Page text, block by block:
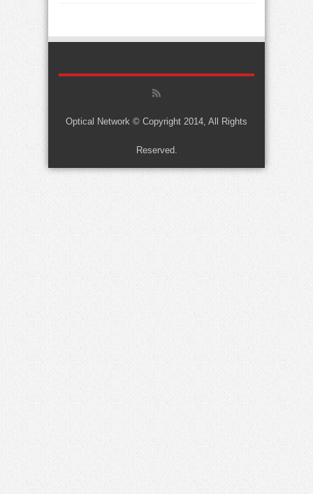
Optical Network © Copyright 2014, All Rights
Reserved.